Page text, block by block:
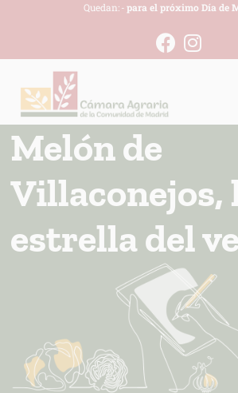
Quedan: -para el próximo Día de
Melón de
Villaconejos,
estrella del